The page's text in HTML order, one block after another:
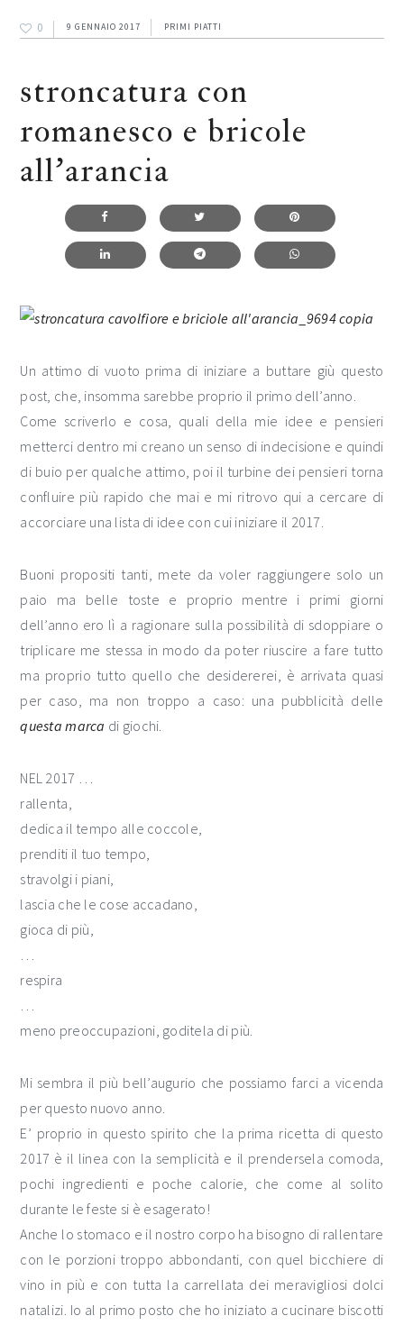
0 9 GENNAIO 2017 PRIMI PIATTI
stroncatura con
romanesco e bricole
all’arancia
Un attimo di vuoto prima di iniziare a buttare giù questo
post, che, insomma sarebbe proprio il primo dell’anno.
Come scriverlo e cosa, quali della mie idee e pensieri
metterci dentro mi creano un senso di indecisione e quindi
di buio per qualche attimo, poi il turbine dei pensieri torna
confluire più rapido che mai e mi ritrovo qui a cercare di
accorciare una lista di idee con cui iniziare il 2017.
Buoni propositi tanti, mete da voler raggiungere solo un
paio ma belle toste e proprio mentre i primi giorni
dell’anno ero lì a ragionare sulla possibilità di sdoppiare o
triplicare me stessa in modo da poter riuscire a fare tutto
ma proprio tutto quello che desidererei, è arrivata quasi
per caso, ma non troppo a caso: una pubblicità delle
questa marca di giochi.
NEL 2017 …
rallenta,
dedica il tempo alle coccole,
prenditi il tuo tempo,
stravolgi i piani,
lascia che le cose accadano,
gioca di più,
…
respira
…
meno preoccupazioni, goditela di più.
Mi sembra il più bell’augurio che possiamo farci a vicenda
per questo nuovo anno.
E’ proprio in questo spirito che la prima ricetta di questo
2017 è il linea con la semplicità e il prendersela comoda,
pochi ingredienti e poche calorie, che come al solito
durante le feste si è esagerato!
Anche lo stomaco e il nostro corpo ha bisogno di rallentare
con le porzioni troppo abbondanti, con quel bicchiere di
vino in più e con tutta la carrellata dei meravigliosi dolci
natalizi. Io al primo posto che ho iniziato a cucinare biscotti